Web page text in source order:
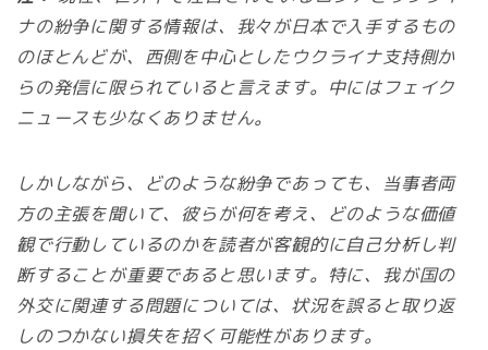
ナの紛争に関する情報は、我々が日本で入手するもの
のほとんどが、西側を中心としたウクライナ支持側か
らの発信に限られていると言えます。中にはフェイク
ニュースも少なくありません。
しかしながら、どのような紛争であっても、当事者両
方の主張を聞いて、彼らが何を考え、どのような価値
観で行動しているのかを読者が客観的に自己分析し判
断することが重要であると思います。特に、我が国の
外交に関連する問題については、状況を誤ると取り返
しのつかない損失を招く可能性があります。